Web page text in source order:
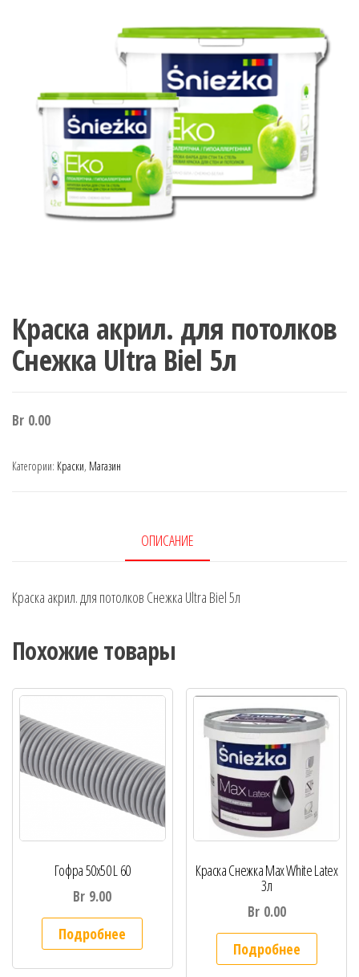
Краска акрил. для потолков
Снежка Ultra Biel 5л
Br 0.00
Категории: Краски, Магазин
ОПИСАНИЕ
Краска акрил. для потолков Снежка Ultra Biel 5л
Похожие товары
Гофра 50х50 L 60
Br 9.00
Подробнее
Краска Снежка Max White Latex
3л
Br 0.00
Подробнее